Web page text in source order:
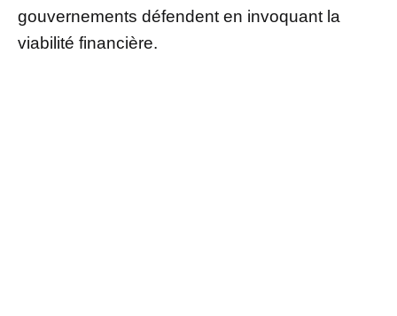
gouvernements défendent en invoquant la
viabilité financière.